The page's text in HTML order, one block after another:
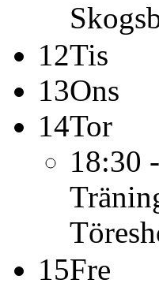
12Tis
13Ons
14Tor
18:30
15Fre